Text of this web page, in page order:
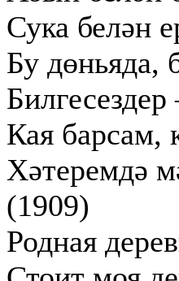
Сука белән
Бу дөньяда,
Кая барсам,
Хәтеремдә
(1909)
Родная